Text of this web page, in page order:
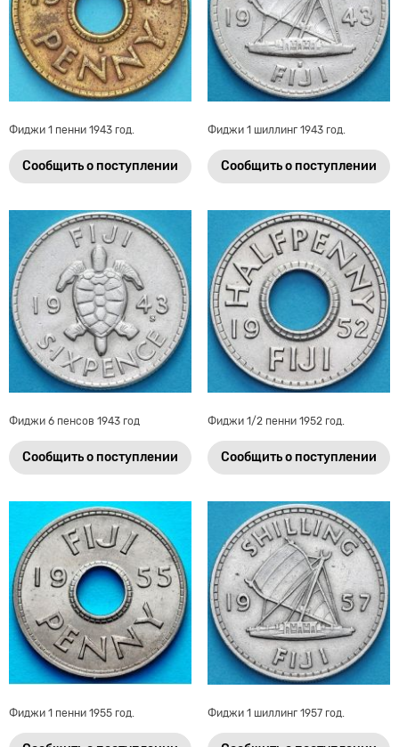
Фиджи 1 пенни 1943 год.
Сообщить о поступлении
Фиджи 1 шиллинг 1943 год.
Сообщить о поступлении
Фиджи 6 пенсов 1943 год
Сообщить о поступлении
Фиджи 1/2 пенни 1952 год.
Сообщить о поступлении
Фиджи 1 пенни 1955 год. Фиджи 1 шиллинг 1957 год.